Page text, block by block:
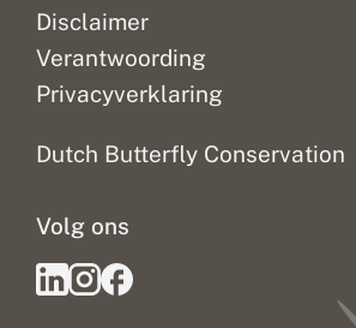
Disclaimer
Verantwoording
Privacyverklaring
Dutch Butterfly Conservation
Volg ons